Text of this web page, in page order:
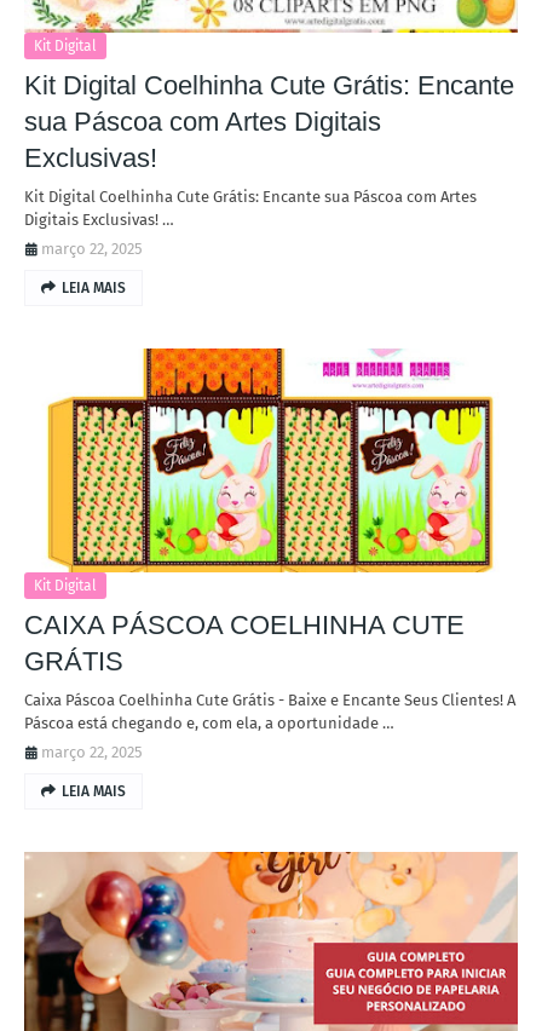
Kit Digital
Kit Digital Coelhinha Cute Grátis: Encante
sua Páscoa com Artes Digitais
Exclusivas!
Kit Digital Coelhinha Cute Grátis: Encante sua Páscoa com Artes
Digitais Exclusivas! …
março 22, 2025
LEIA MAIS
Kit Digital
CAIXA PÁSCOA COELHINHA CUTE
GRÁTIS
Caixa Páscoa Coelhinha Cute Grátis - Baixe e Encante Seus Clientes! A
Páscoa está chegando e, com ela, a oportunidade …
março 22, 2025
LEIA MAIS